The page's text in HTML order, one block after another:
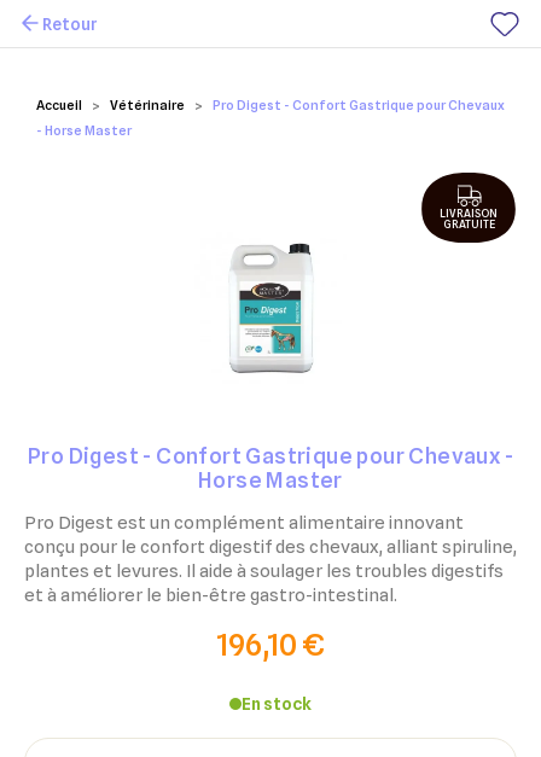
Mes favoris
Accueil Vétérinaire
Pro Digest - Confort Gastrique pour Chevaux
- Horse Master
Retour
Pro Digest - Confort Gastrique pour Chevaux -
Horse Master
Pro Digest est un complément alimentaire innovant
conçu pour le confort digestif des chevaux, alliant spiruline,
plantes et levures. Il aide à soulager les troubles digestifs
et à améliorer le bien-être gastro-intestinal.
196,10 €
En stock
LIVRAISON
GRATUITE